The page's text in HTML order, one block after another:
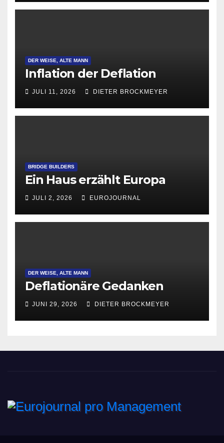
DER WEISE, ALTE MANN
Inflation der Deflation
JULI 11, 2026 DIETER BROCKMEYER
BRIDGE BUILDERS
Ein Haus erzählt Europa
JULI 2, 2026 EUROJOURNAL
DER WEISE, ALTE MANN
Deflationäre Gedanken
JUNI 29, 2026 DIETER BROCKMEYER